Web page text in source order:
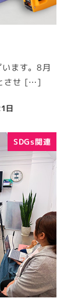
ます。8月
させ […]
日
SDGs関連